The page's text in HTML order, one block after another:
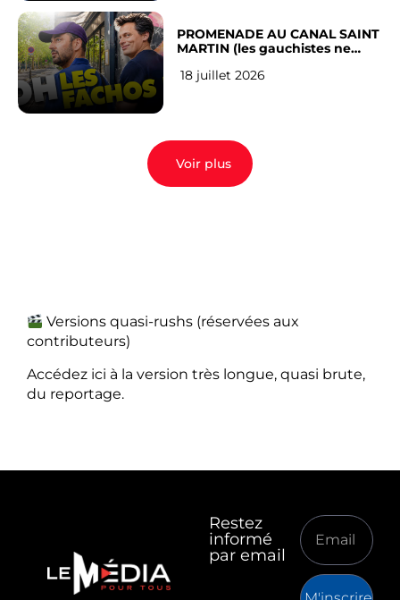
PROMENADE AU CANAL SAINT
MARTIN (les gauchistes ne
18 juillet 2026
Voir plus
Versions quasi-rushs (réservées aux
contributeurs)
Accédez ici à la version très longue, quasi brute,
du reportage.
Restez
informé
par email